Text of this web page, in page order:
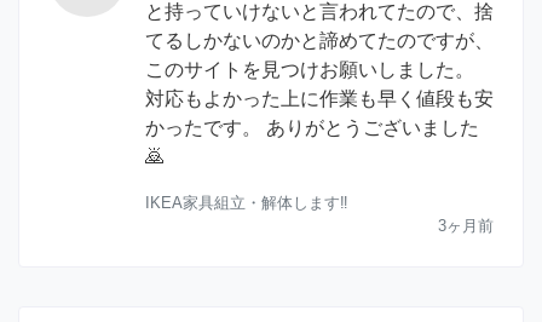
と持っていけないと言われてたので、捨
てるしかないのかと諦めてたのですが、
このサイトを見つけお願いしました。
対応もよかった上に作業も早く値段も安
かったです。 ありがとうございました
🙇
IKEA家具組立・解体します‼︎
3ヶ月前